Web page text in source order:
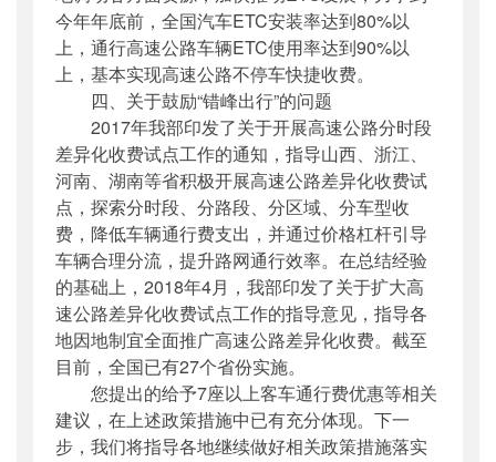
今年年底前，全国汽车ETC安装率达到80%以
上，通行高速公路车辆ETC使用率达到90%以
上，基本实现高速公路不停车快捷收费。
四、关于鼓励“错峰出行”的问题
2017年我部印发了关于开展高速公路分时段
差异化收费试点工作的通知，指导山西、浙江、
河南、湖南等省积极开展高速公路差异化收费试
点，探索分时段、分路段、分区域、分车型收
费，降低车辆通行费支出，并通过价格杠杆引导
车辆合理分流，提升路网通行效率。在总结经验
的基础上，2018年4月，我部印发了关于扩大高
速公路差异化收费试点工作的指导意见，指导各
地因地制宜全面推广高速公路差异化收费。截至
目前，全国已有27个省份实施。
您提出的给予7座以上客车通行费优惠等相关
建议，在上述政策措施中已有充分体现。下一
步，我们将指导各地继续做好相关政策措施落实